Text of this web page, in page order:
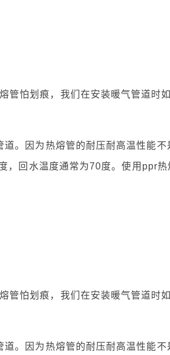
管怕划痕，我们在安装暖气管道时
。因为热熔管的耐压耐高温性能不
，回水温度通常为70度。使用ppr热
管怕划痕，我们在安装暖气管道时
。因为热熔管的耐压耐高温性能不